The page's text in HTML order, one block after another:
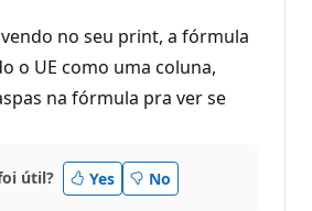
no seu print, a fórmula
o UE como uma coluna,
na fórmula pra ver se
útil? Yes No